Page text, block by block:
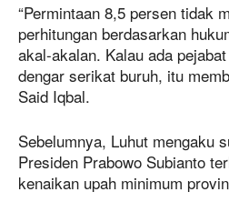
“Permintaan 8,5 persen tidak
perhitungan berdasarkan
akal-akalan. Kalau ada
dengar serikat buruh, itu
Said Iqbal.
Sebelumnya, Luhut mengaku
Presiden Prabowo Subianto
kenaikan upah minimum